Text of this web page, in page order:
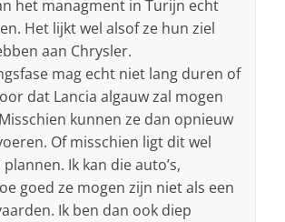
het managment in Turijn echt
Het lijkt wel alsof ze hun ziel
aan Chrysler.
mag echt niet lang duren of
dat Lancia algauw zal mogen
kunnen ze dan opnieuw
Of misschien ligt dit wel
Ik kan die auto’s,
goed ze mogen zijn niet als een
Ik ben dan ook diep